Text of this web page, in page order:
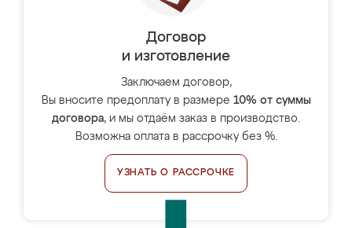
Договор
и изготовление
Заключаем договор,
Вы вносите предоплату в размере 10% от суммы
договора, и мы отдаём заказ в производство.
Возможна оплата в рассрочку без %.
УЗНАТЬ О РАССРОЧКЕ